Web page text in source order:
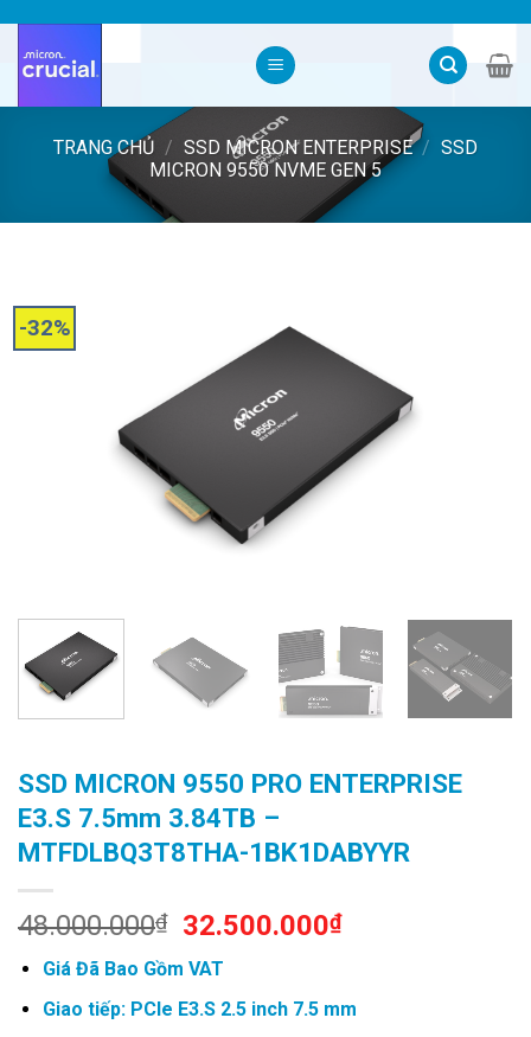
content
TRANG CHỦ / SSD MICRON ENTERPRISE / SSD
MICRON 9550 NVME GEN 5
-32%
SSD MICRON 9550 PRO ENTERPRISE
E3.S 7.5mm 3.84TB –
MTFDLBQ3T8THA-1BK1DABYYR
48.000.000₫
Original
was:
48.000.000₫.
32.500.000₫Current
32.500.000₫.
Giá Đã Bao Gồm VAT
Giao tiếp: PCIe E3.S 2.5 inch 7.5 mm